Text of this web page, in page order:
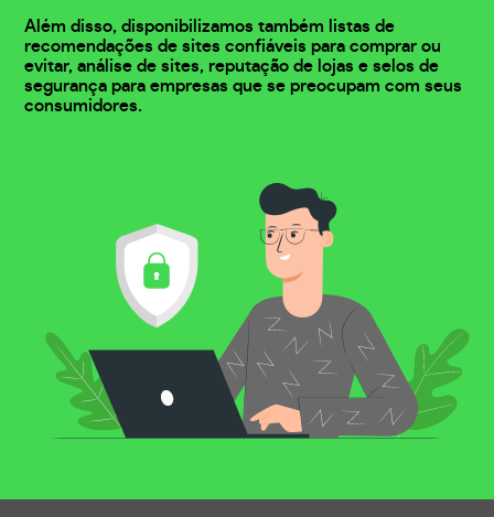
Além disso, disponibilizamos também listas de
recomendações de sites confiáveis para comprar ou
evitar, análise de sites, reputação de lojas e selos de
segurança para empresas que se preocupam com seus
consumidores.